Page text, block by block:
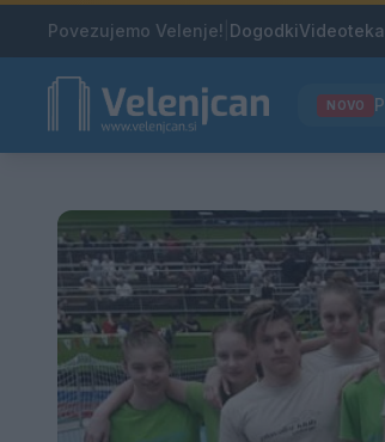
Povezujemo Velenje! DogodkiVideoteka
NOVO